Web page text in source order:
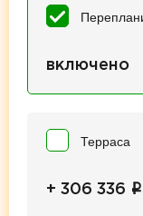
включено
Терраса
+ 306 336 i